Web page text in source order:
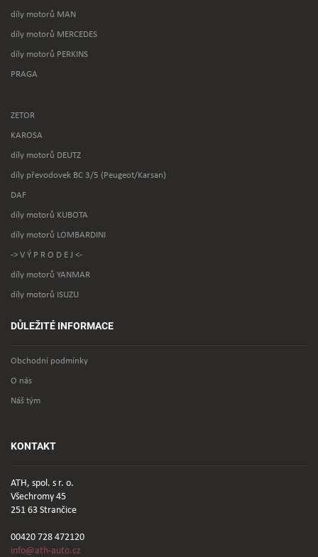
díly motorů MAN
díly motorů MERCEDES
díly motorů PERKINS
PRAGA
ZETOR
KAROSA
díly motorů DEUTZ
díly převodovek BC 3/5 (Peugeot/Karsan)
DAF
díly motorů KUBOTA
díly motorů LOMBARDINI
-> V Ý P R O D E J <-
díly motorů YANMAR
díly motorů ISUZU
DŮLEŽITÉ INFORMACE
Obchodní podmínky
O nás
Náš tým
KONTAKT
ATH, spol. s r. o.
Všechromy 45
251 63 Strančice
00420 728 472120
info@ath-auto.cz